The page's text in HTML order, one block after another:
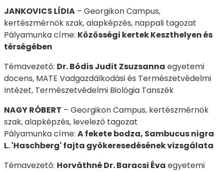
JANKOVICS LÍDIA – Georgikon Campus,
kertészmérnök szak, alapképzés, nappali tagozat
Pályamunka címe: Közösségi kertek Keszthelyen és
térségében
Témavezető: Dr. Bódis Judit Zsuzsanna egyetemi
docens, MATE Vadgazdálkodási és Természetvédelmi
Intézet, Természetvédelmi Biológia Tanszék
NAGY RÓBERT – Georgikon Campus, kertészmérnök
szak, alapképzés, levelező tagozat
Pályamunka címe: A fekete bodza, Sambucus nigra
L. 'Haschberg' fajta gyökeresedésének vizsgálata
Témavezető: Horváthné Dr. Baracsi Éva egyetemi